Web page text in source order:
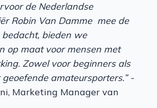
de Nederlandse
Robin Van Damme ​ mee de
bieden we
op maat voor mensen met
Zowel voor beginners als
geoefende amateursporters.” -
Marketing Manager van